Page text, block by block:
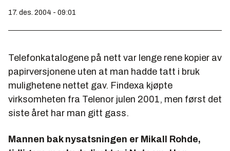
17. des. 2004 - 09:01
Telefonkatalogene på nett var lenge rene kopier av
papirversjonene uten at man hadde tatt i bruk
mulighetene nettet gav. Findexa kjøpte
virksomheten fra Telenor julen 2001, men først det
siste året har man gitt gass.
Mannen bak nysatsningen er Mikall Rohde,